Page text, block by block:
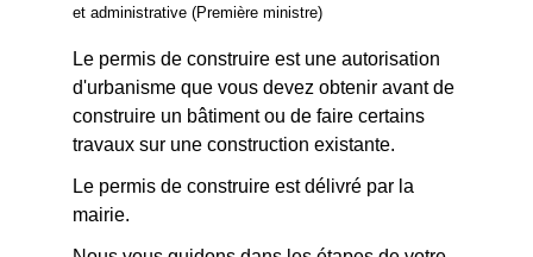
et administrative (Première ministre)
Le permis de construire est une autorisation
d'urbanisme que vous devez obtenir avant de
construire un bâtiment ou de faire certains
travaux sur une construction existante.
Le permis de construire est délivré par la
mairie.